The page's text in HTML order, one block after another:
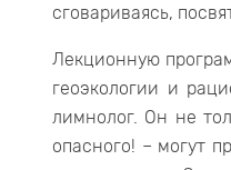
сговариваясь,
Лекционную
геоэкологии и
лимнолог. Он не
опасного! – могут